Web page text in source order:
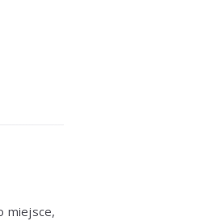
miejsce,